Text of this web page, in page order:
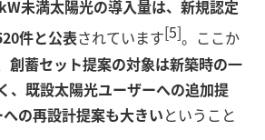
未満太陽光の導入量は、新規認定
件と公表されています[5]。ここか
創蓄セット提案の対象は新築時の一
、既設太陽光ユーザーへの追加提
の再設計提案も大きいということ